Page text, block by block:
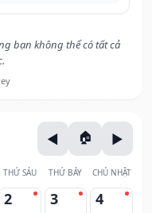
bạn không thể có tất cả
THỨ SÁU THỨ BẢY CHỦ NHẬT
2 3 4